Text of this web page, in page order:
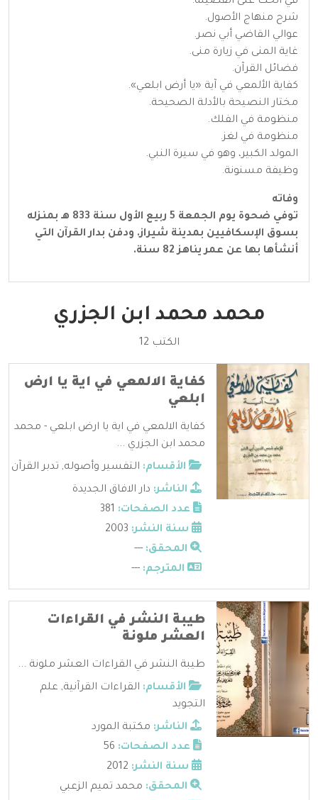
شرح منهاج الأصول.
عوالي القاضي أبي نصر.
غاية المنى في زيارة منى.
فضائل القرآن.
كفاية الألمعي في آية «يا أرض ابلعي».
مختار النصيحة بالأدلة الصحيحة.
منظومة في الفلك.
منظومة في لغز.
المولد الكبير، وهو في سيرة النبي.
وظيفة مسنونة.
وفاته
توفي ضحوة يوم الجمعة 5 ربيع الأول سنة 833 هـ بمنزله
بسوق الإسكافيين بمدينة شيراز. ودفن بدار القرآن التي
أنشأها بها عن عمر يناهز 82 سنة.
محمد محمد ابن الجزري
الكتب 12
كفاية الالمعي في اية يا ارض
ابلعي
كفاية الالمعي في اية يا ارض ابلعي - محمد
محمد ابن الجزري ...
الأقسام: التفسير وأصوله, تدبر القرآن
الناشر: دار الافاق الجديدة
عدد الصفحات:
سنة النشر:
المحقق: ---
المترجم: ---
طيبة النشر في القراءات
العشر ملونة
طيبة النشر في القراءات العشر ملونة ...
الأقسام: القراءات القرآنية, علم
التجويد
الناشر: مكتبة المورد
عدد الصفحات:
سنة النشر:
المحقق: محمد تميم الزعبي